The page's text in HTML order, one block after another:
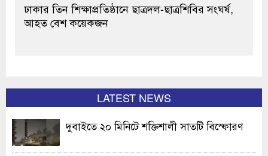
ঢাকার তিন শিক্ষাপ্রতিষ্ঠানে ছাত্রদল-ছাত্রশিবির সংঘর্ষ,
আহত বেশ কয়েকজন
LATEST NEWS
দুবাইতে ২০ মিনিটে শক্তিশালী সাতটি বিস্ফোরণ